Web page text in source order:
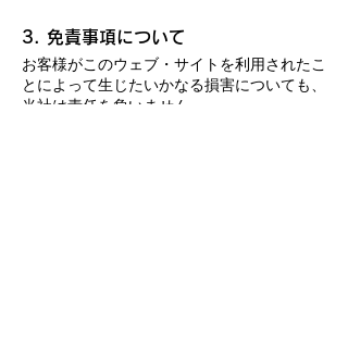
3. 免責事項について
お客様がこのウェブ・サイトを利用されたこ
とによって生じたいかなる損害についても、
当社は責任を負いません。